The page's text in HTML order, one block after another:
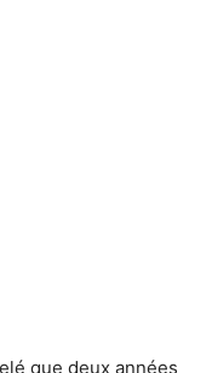
que deux années